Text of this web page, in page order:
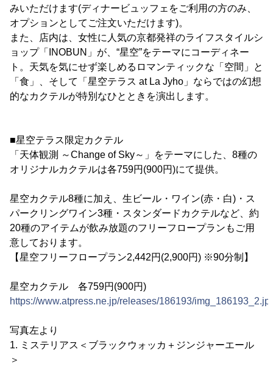
みいただけます(ディナービュッフェをご利用の方のみ、
オプションとしてご注文いただけます)。
また、店内は、女性に人気の京都発祥のライフスタイルシ
ョップ「INOBUN」が、“星空”をテーマにコーディネー
ト。天気を気にせず楽しめるロマンティックな「空間」と
「食」、そして「星空テラス at La Jyho」ならではの幻想
的なカクテルが特別なひとときを演出します。
■星空テラス限定カクテル
「天体観測 ～Change of Sky～」をテーマにした、8種の
オリジナルカクテルは各759円(900円)にて提供。
星空カクテル8種に加え、生ビール・ワイン(赤・白)・ス
パークリングワイン3種・スタンダードカクテルなど、約
20種のアイテムが飲み放題のフリーフロープランもご用
意しております。
【星空フリーフロープラン2,442円(2,900円) ※90分制】
星空カクテル 各759円(900円)
https://www.atpress.ne.jp/releases/186193/
写真左より
1. ミステリアス＜ブラックウォッカ＋ジンジャーエール
＞